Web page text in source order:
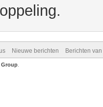
Nieuwe berichten Berichten
Group